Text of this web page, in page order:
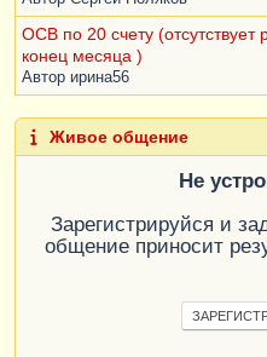
ОСВ по 20 счету (отсутствует
конец месяца )
Автор ирина56
Живое общение
Не
Зарегистрируйся и
общение приносит